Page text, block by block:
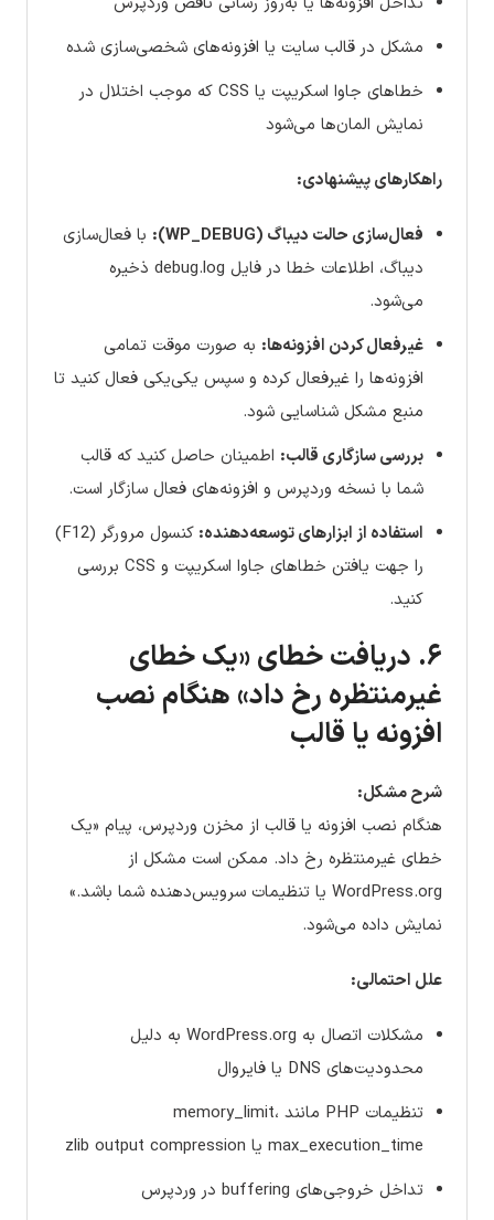
مشکل در قالب سایت یا افزونه‌های شخصی‌سازی شده
خطاهای جاوا اسکریپت یا CSS که موجب اختلال در
نمایش المان‌ها می‌شود
راهکارهای پیشنهادی:
فعال‌سازی حالت دیباگ (WP_DEBUG):
با فعال‌سازی
دیباگ، اطلاعات خطا در فایل debug.log ذخیره
می‌شود.
غیرفعال کردن افزونه‌ها: به صورت موقت تمامی
افزونه‌ها را غیرفعال کرده و سپس یکی‌یکی فعال کنید تا
منبع مشکل شناسایی شود.
بررسی سازگاری قالب: اطمینان حاصل کنید که قالب
شما با نسخه وردپرس و افزونه‌های فعال سازگار است.
استفاده از ابزارهای توسعه‌دهنده:
کنسول مرورگر (F12)
را جهت یافتن خطاهای جاوا اسکریپت و CSS بررسی
کنید.
۶. دریافت خطای «یک خطای
غیرمنتظره رخ داد» هنگام نصب
افزونه یا قالب
شرح مشکل:
هنگام نصب افزونه یا قالب از مخزن وردپرس، پیام «یک
خطای غیرمنتظره رخ داد. ممکن است مشکل از
WordPress.org یا تنظیمات سرویس‌دهنده شما باشد.»
نمایش داده می‌شود.
علل احتمالی:
مشکلات اتصال به WordPress.org به دلیل
محدودیت‌های DNS یا فایروال
تنظیمات PHP مانند memory_limit،
max_execution_time یا zlib output compression
تداخل خروجی‌های buffering در وردپرس